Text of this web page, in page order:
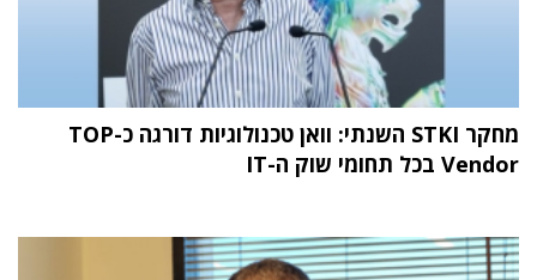
מחקר STKI השנתי: וואן טכנולוגיות דורגה כ-TOP
Vendor בכל תחומי שוק ה-IT